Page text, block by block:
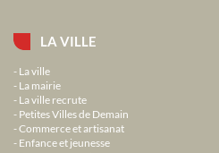
LA VILLE
La ville
La mairie
La ville recrute
Petites Villes de Demain
Commerce et artisanat
Enfance et jeunesse